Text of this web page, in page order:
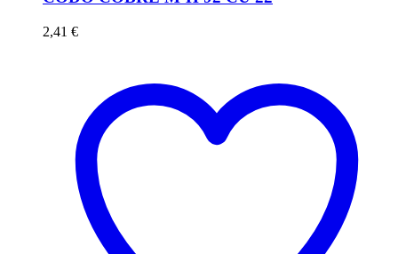
2,41 €